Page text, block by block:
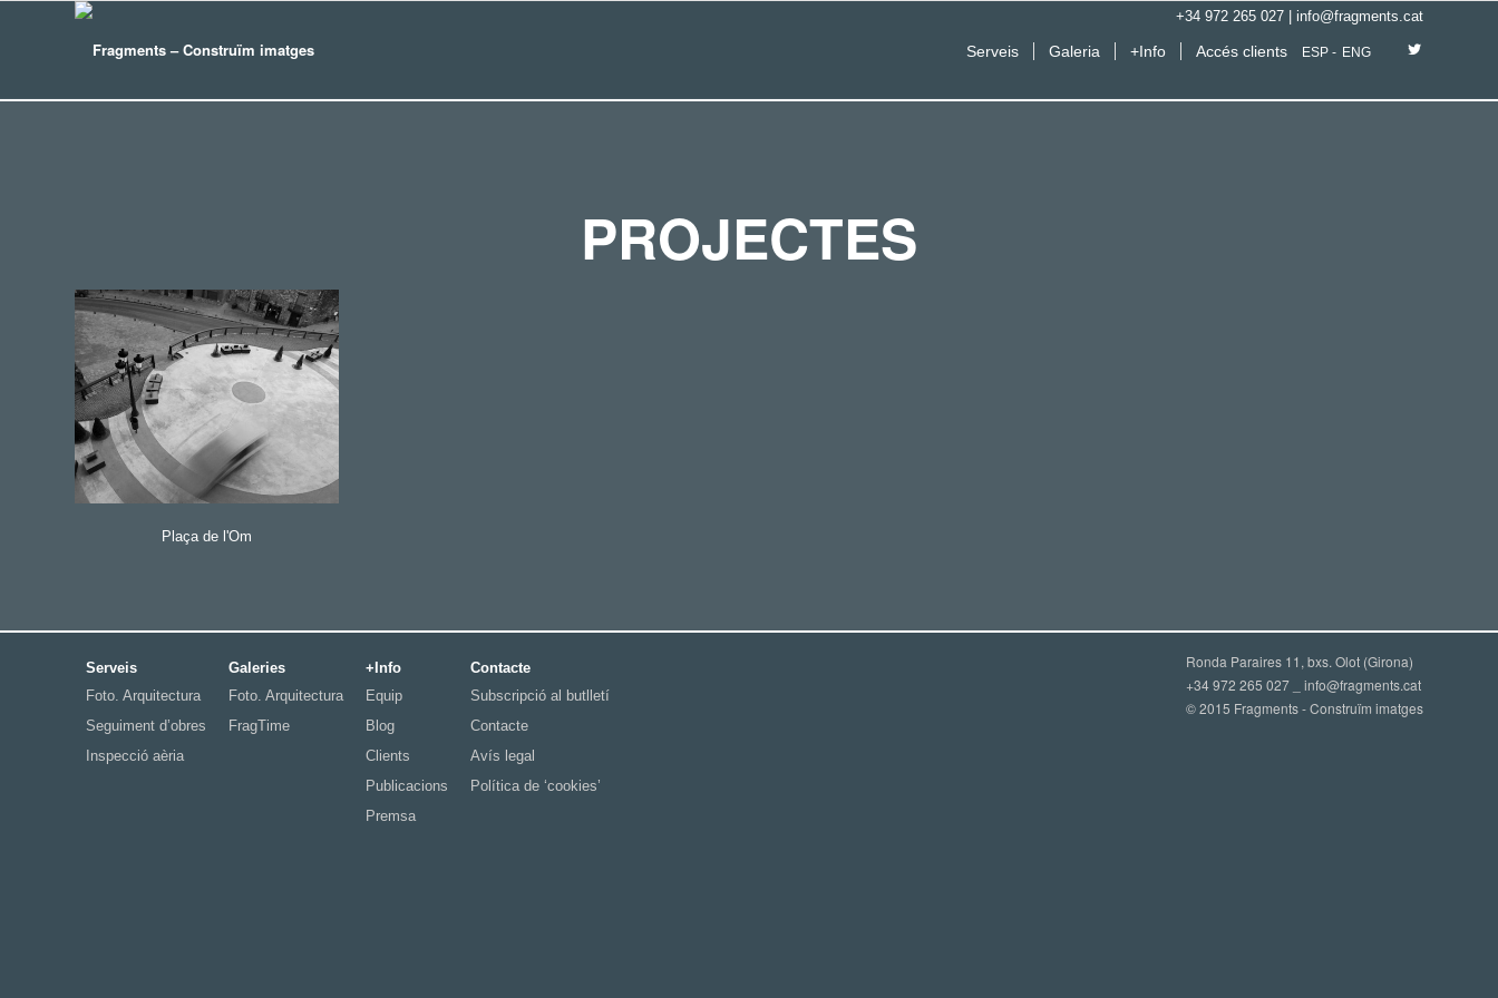
+34 972 265 027 info@fragments.cat
Serveis Galeria +Info Accés clients ESP ENG
PROJECTES
Plaça de l'Om
Serveis
Foto. Arquitectura
Seguiment d’obres
Inspecció aèria
Galeries
Foto. Arquitectura
FragTime
+Info
Equip
Blog
Clients
Publicacions
Premsa
Contacte
Subscripció al butlletí
Contacte
Avís legal
Política de ‘cookies’
Ronda Paraires 11, bxs. Olot (Girona)
+34 972 265 027 _ info@fragments.cat
© 2015 Fragments - Construïm imatges